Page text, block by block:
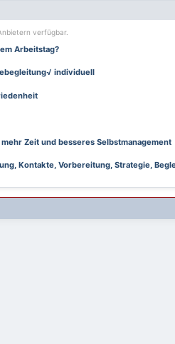
verfügbar.
Arbeitstag?
individuell
Zeit und besseres Selbstmanagement
Kontakte, Vorbereitung, Strategie,